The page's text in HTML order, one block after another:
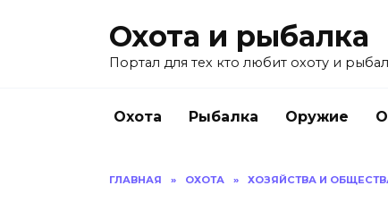
Охота и рыбалка
Портал для тех кто любит охоту и
Охота Рыбалка Оружие
ГЛАВНАЯ » ОХОТА » ХОЗЯЙСТВА И